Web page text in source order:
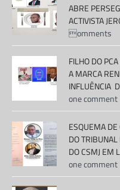
ABRE
ACTIVISTA
omments
FILHO DO
A MARCA
INFLUÊNCIA
one comment
ESQUEMA DE
DO TRIBUNAL
DO CSMJ EM
one comment